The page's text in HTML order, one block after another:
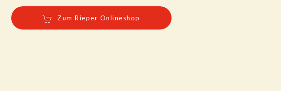
Zum Rieper Onlineshop